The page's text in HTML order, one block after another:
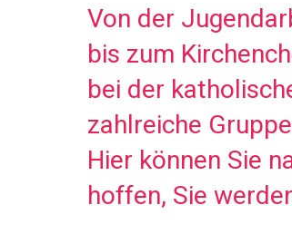
Von der
bis zum
bei der
zahlreiche
Hier können Sie
hoffen, Sie